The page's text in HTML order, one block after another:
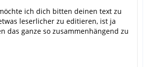
ich dich bitten deinen text zu
leserlicher zu editieren, ist ja
das ganze so zusammenhängend zu